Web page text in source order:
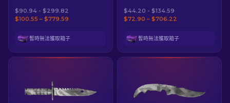
$90.94 - $299.82
$100.55 – $779.59
暫時無法獲取箱子
$44.20 - $134.59
$72.90 – $706.22
暫時無法獲取箱子